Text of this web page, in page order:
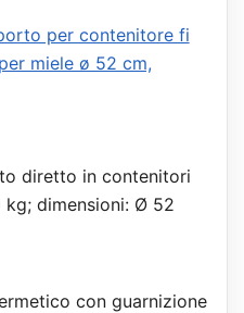
per contenitore fi
miele ø 52 cm,
diretto in contenitori
dimensioni: Ø 52
con guarnizione